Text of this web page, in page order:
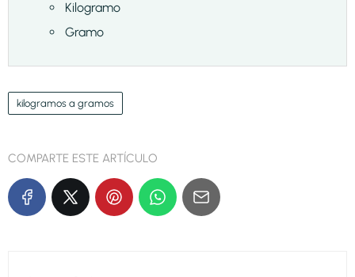
Kilogramo
Gramo
kilogramos a gramos
COMPARTE ESTE ARTÍCULO